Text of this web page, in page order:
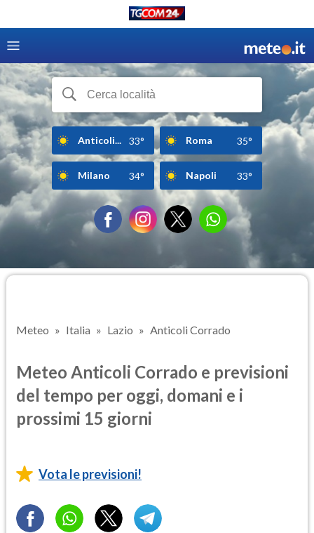
Anticoli... 33° Roma 35°
Milano 34° Napoli 33°
Meteo Italia Lazio Anticoli Corrado
Meteo Anticoli Corrado e previsioni
del tempo per oggi, domani e i
prossimi 15 giorni
Vota le previsioni!